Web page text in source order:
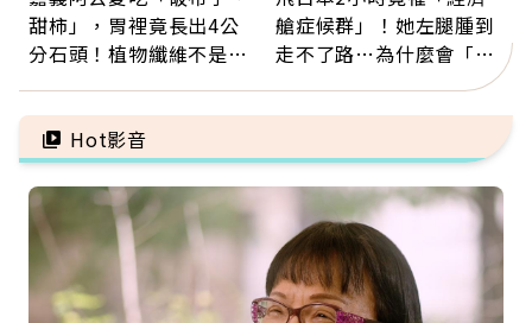
甜柿」，胃裡竟長出4公
分石頭！植物纖維不是吃
榜
艙症候群」！她左腿腫到
走不了路…為什麼會「靜
脈血栓」？醫示警7種人
注意
Hot影音